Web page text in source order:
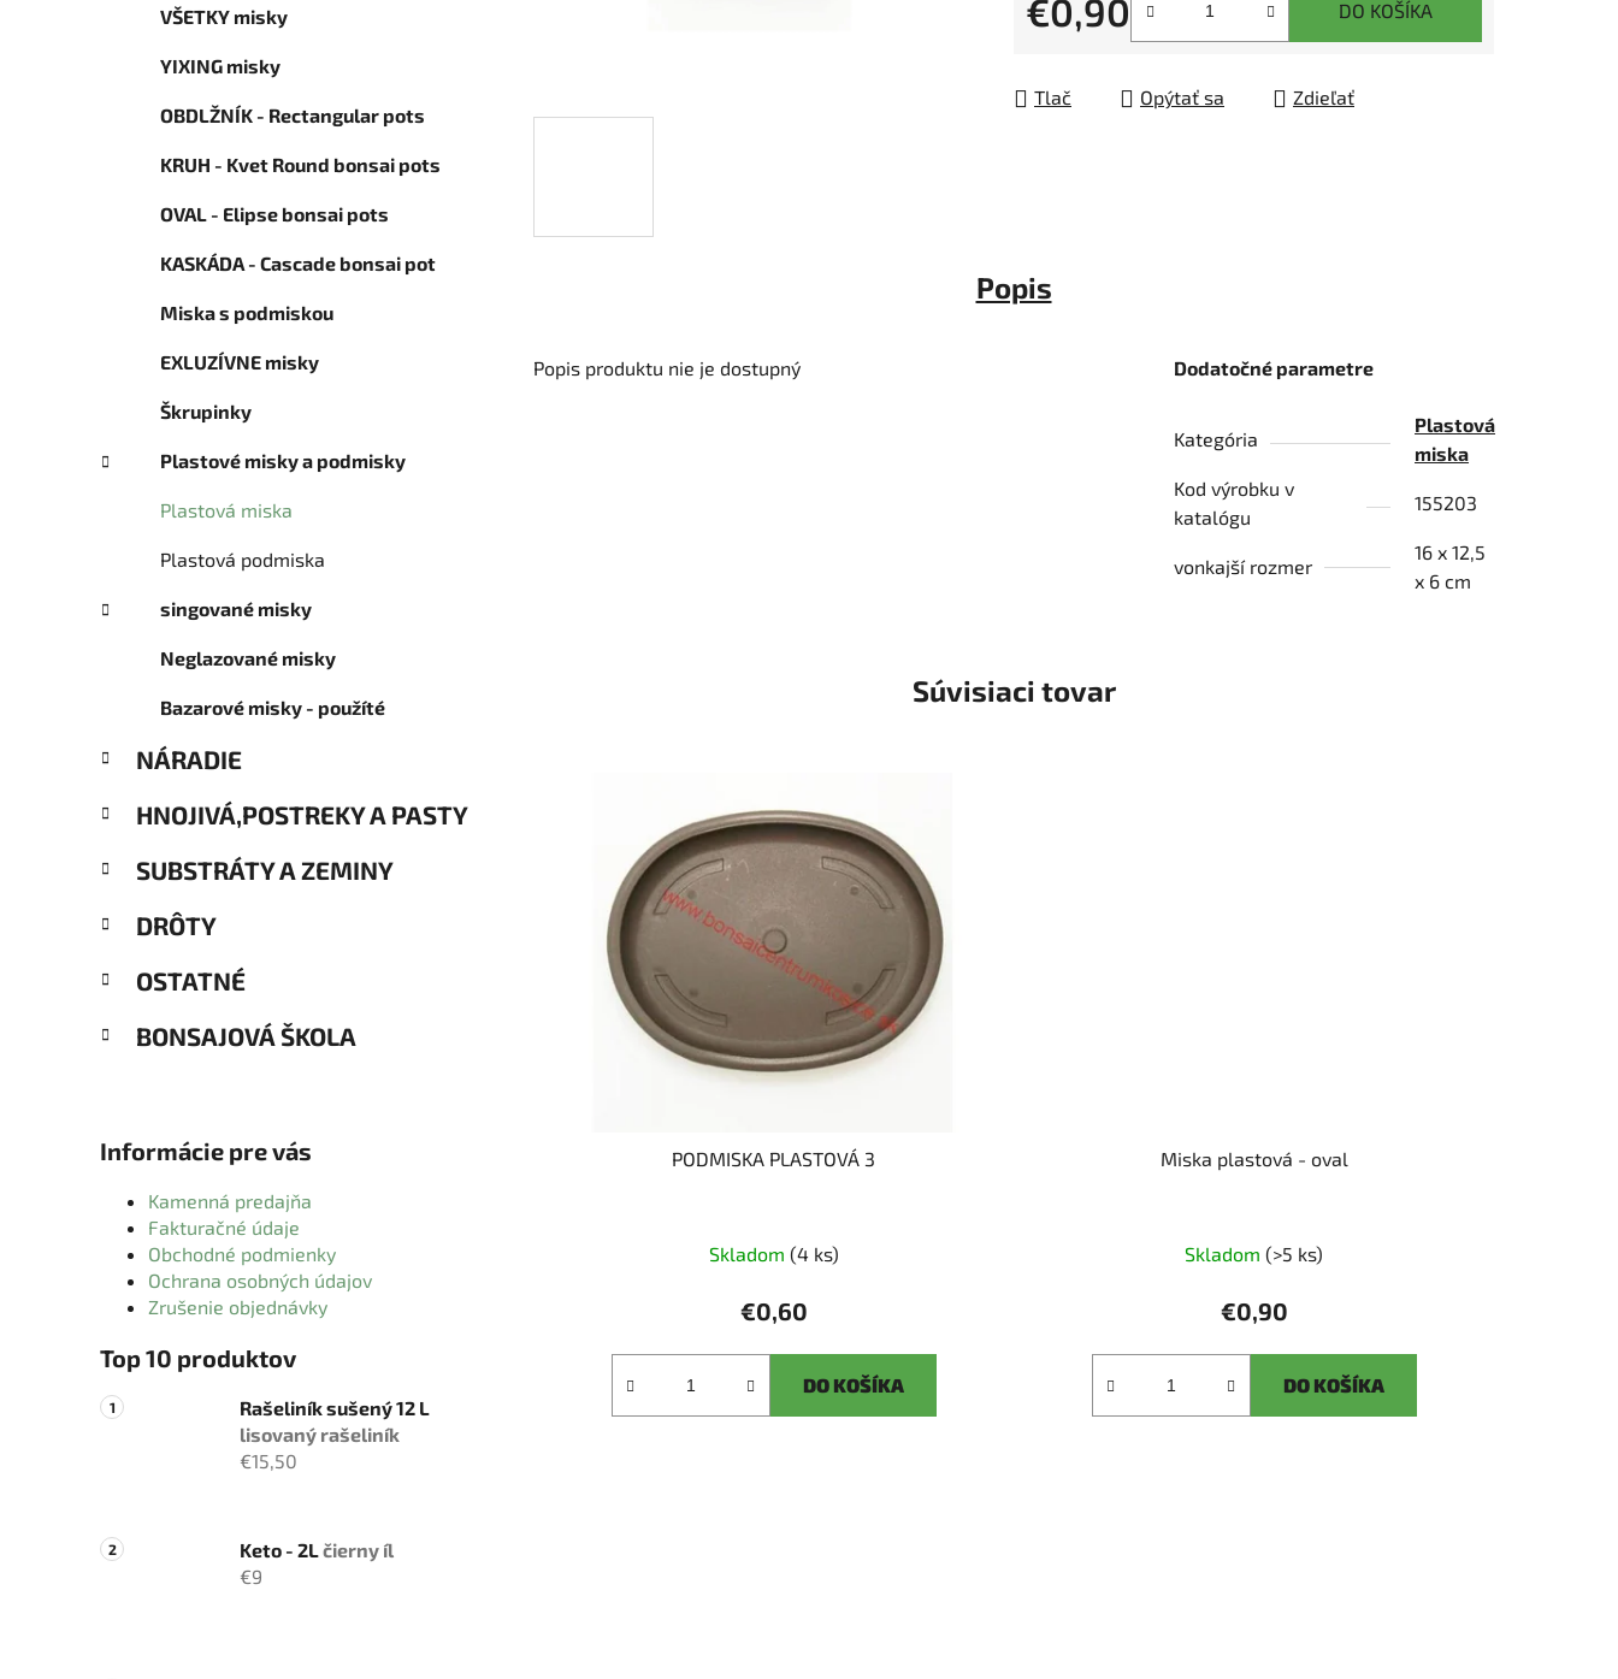
VŠETKY misky
YIXING misky
OBDLŽNÍK - Rectangular pots
KRUH - Kvet Round bonsai pots
OVAL - Elipse bonsai pots
KASKÁDA - Cascade bonsai pot
Miska s podmiskou
EXLUZÍVNE misky
Škrupinky
Plastové misky a podmisky
Plastová miska
Plastová podmiska
singované misky
Neglazované misky
Bazarové misky - použíté
NÁRADIE
HNOJIVÁ,POSTREKY A PASTY
SUBSTRÁTY A ZEMINY
DRÔTY
OSTATNÉ
BONSAJOVÁ ŠKOLA
Informácie pre vás
Kamenná predajňa
Fakturačné údaje
Obchodné podmienky
Ochrana osobných údajov
Zrušenie objednávky
Top 10 produktov
Rašeliník sušený 12 L
lisovaný rašeliník
€15,50
Keto - 2Lčierny íl
€9
€0,90
Jednotková cena:
DO KOŠÍKA
Tlač Opýtať sa Zdieľať
Popis
Popis produktu nie je dostupný Dodatočné parametre
Kategória
Plastová
miska
Kod výrobku v
katalógu
155203
vonkajší rozmer
16 x 12,5
x 6 cm
Súvisiaci tovar
PODMISKA PLASTOVÁ 3
Skladom (4 ks)
€0,60
DO KOŠÍKA
Miska plastová - oval
Skladom (>5 ks)
€0,90
DO KOŠÍKA